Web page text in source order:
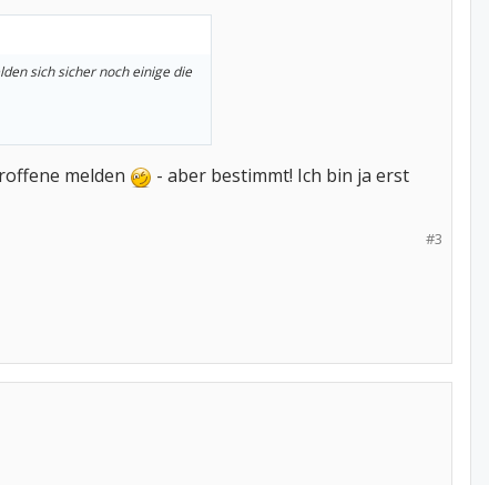
sich sicher noch einige die
melden
- aber bestimmt! Ich bin ja erst
#3